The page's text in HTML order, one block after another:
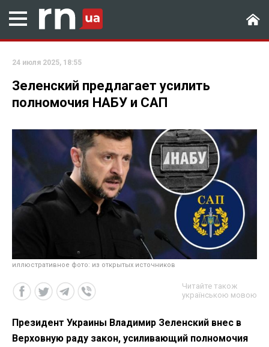
24 июля 2025, 18:55
Зеленский предлагает усилить
полномочия НАБУ и САП
иллюстративное фото: из открытых источников
Читайте також
українською мовою
Президент Украины Владимир Зеленский внес в
Верховную раду закон, усиливающий полномочия